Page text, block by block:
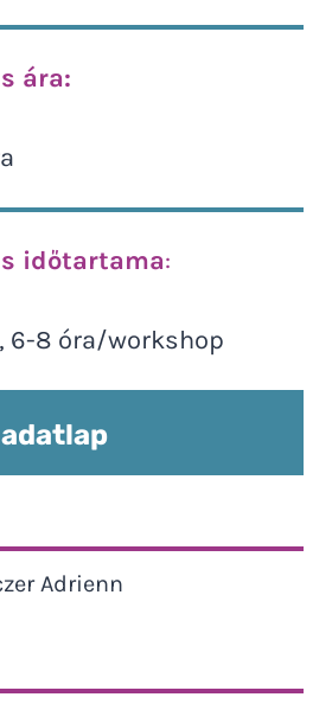
ára:
időtartama:
6-8 óra/workshop
Adrienn